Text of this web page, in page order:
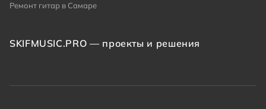
Ремонт гитар в Самаре
SKIFMUSIC.PRO — проекты и решения